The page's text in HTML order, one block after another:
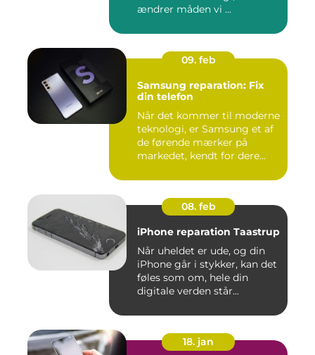
ændrer måden vi ...
09. feb
Samsung reparation: Fix
din telefon
Når det kommer til moderne
teknologi, er Samsung et af
de førende mærker på
markedet, kendt for dere...
08. feb
iPhone reparation Taastrup
Når uheldet er ude, og din
iPhone går i stykker, kan det
føles som om, hele din
digitale verden står...
18. jan